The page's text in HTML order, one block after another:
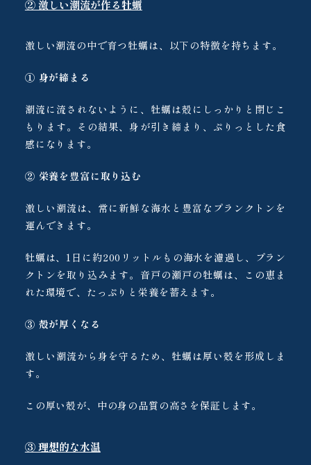
② 激しい潮流が作る牡蠣
激しい潮流の中で育つ牡蠣は、以下の特徴を持ちます。
① 身が締まる
潮流に流されないように、牡蠣は殻にしっかりと閉じこ
もります。その結果、身が引き締まり、ぷりっとした食
感になります。
② 栄養を豊富に取り込む
激しい潮流は、常に新鮮な海水と豊富なプランクトンを
運んできます。
牡蠣は、1日に約200リットルもの海水を濾過し、プラン
クトンを取り込みます。音戸の瀬戸の牡蠣は、この恵ま
れた環境で、たっぷりと栄養を蓄えます。
③ 殻が厚くなる
激しい潮流から身を守るため、牡蠣は厚い殻を形成しま
す。
この厚い殻が、中の身の品質の高さを保証します。
③ 理想的な水温